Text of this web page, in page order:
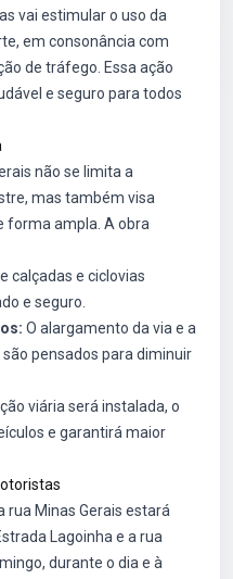
vai estimular o uso da
em consonância com
de tráfego. Essa ação
e seguro para todos
não se limita a
mas também visa
forma ampla. A obra
calçadas e ciclovias
e seguro.
O alargamento da via e a
pensados para diminuir
viária será instalada, o
e garantirá maior
rua Minas Gerais estará
Lagoinha e a rua
durante o dia e à